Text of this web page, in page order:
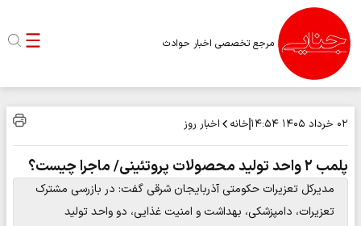
مرجع تخصصی اخبار حوادث
۰۲ خرداد ۱۴۰۵ ۱۴:۵۴ خانه اخبار روز
پلمب ۲ واحد تولید محصولات پروتئینی/ ماجرا چیست؟
مدیرکل تعزیرات حکومتی آذربایجان شرقی گفت: در بازرسی مشترک
تعزیرات، دامپزشکی، بهداشت و امنیت غذایی، دو واحد تولید